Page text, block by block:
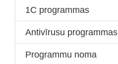
1C programmas
Antivīrusu programmas
Programmu noma